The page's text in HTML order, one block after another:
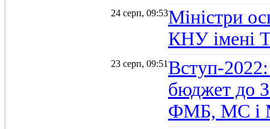
24 серп, 09:53Міністри
КНУ імені
23 серп, 09:51 Вступ-
бюджет до
ФМБ, МС і